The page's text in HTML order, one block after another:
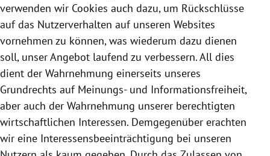
verwenden wir Cookies auch dazu, um Rückschlüsse
auf das Nutzerverhalten auf unseren Websites
vornehmen zu können, was wiederum dazu dienen
soll, unser Angebot laufend zu verbessern. All dies
dient der Wahrnehmung einerseits unseres
Grundrechts auf Meinungs- und Informationsfreiheit,
aber auch der Wahrnehmung unserer berechtigten
wirtschaftlichen Interessen. Demgegenüber erachten
wir eine Interessensbeeinträchtigung bei unseren